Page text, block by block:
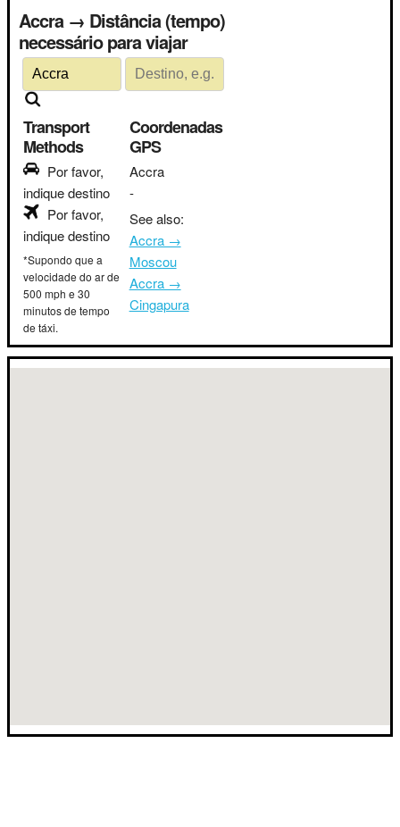
Accra → Distância (tempo)
necessário para viajar
Transport
Methods
Por favor,
indique destino
Por favor,
indique destino
*Supondo que a
velocidade do ar de
500 mph e 30
minutos de tempo
de táxi.
Coordenadas
GPS
Accra
-
See also:
Accra →
Moscou
Accra →
Cingapura